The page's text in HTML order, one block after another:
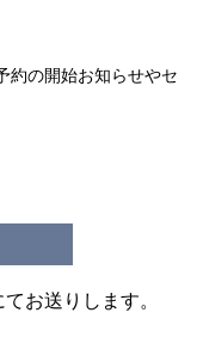
約の開始お知らせやセ
お送りします。